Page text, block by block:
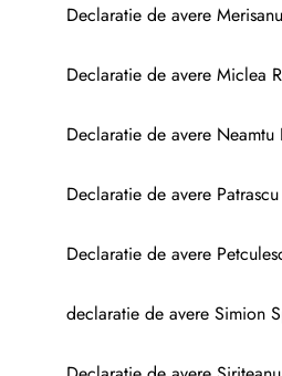
Declaratie de avere
Declaratie de avere Miclea
Declaratie de avere
Declaratie de avere
Declaratie de avere
declaratie de avere Simion